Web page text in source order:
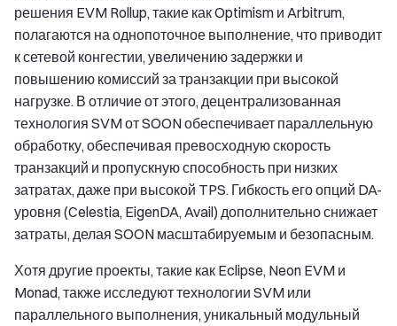
решения EVM Rollup, такие как Optimism и Arbitrum,
полагаются на однопоточное выполнение, что приводит
к сетевой конгестии, увеличению задержки и
повышению комиссий за транзакции при высокой
нагрузке. В отличие от этого, децентрализованная
технология SVM от SOON обеспечивает параллельную
обработку, обеспечивая превосходную скорость
транзакций и пропускную способность при низких
затратах, даже при высокой TPS. Гибкость его опций DA-
уровня (Celestia, EigenDA, Avail) дополнительно снижает
затраты, делая SOON масштабируемым и безопасным.
Хотя другие проекты, такие как Eclipse, Neon EVM и
Monad, также исследуют технологии SVM или
параллельного выполнения, уникальный модульный